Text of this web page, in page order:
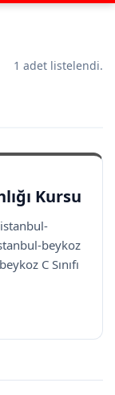
1 adet listelendi.
Kursu
beykoz
C Sınıfı